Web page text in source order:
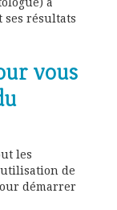
résultats
vous
les
de
démarrer